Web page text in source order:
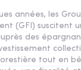
années, les
(GFI) suscitent
des
tout en